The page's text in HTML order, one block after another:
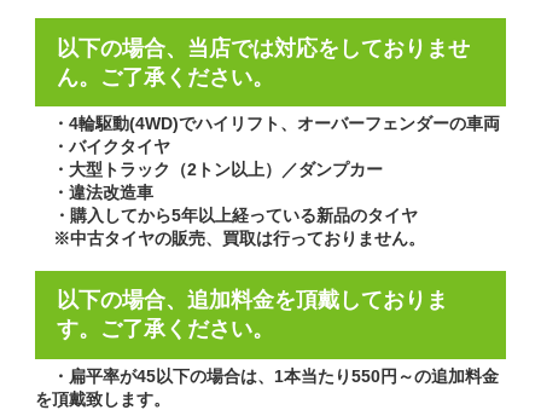
以下の場合、当店では対応をしておりませ
ん。ご了承ください。
・4輪駆動(4WD)でハイリフト、オーバーフェンダーの車両
・バイクタイヤ
・大型トラック（2トン以上）／ダンプカー
・違法改造車
・ 購入してから5年以上経っている新品のタイヤ
※中古タイヤの販売、買取は行っておりません。
以下の場合、追加料金を頂戴しておりま
す。ご了承ください。
・扁平率が45以下の場合は、1本当たり550円～の追加料金
を頂戴致します。